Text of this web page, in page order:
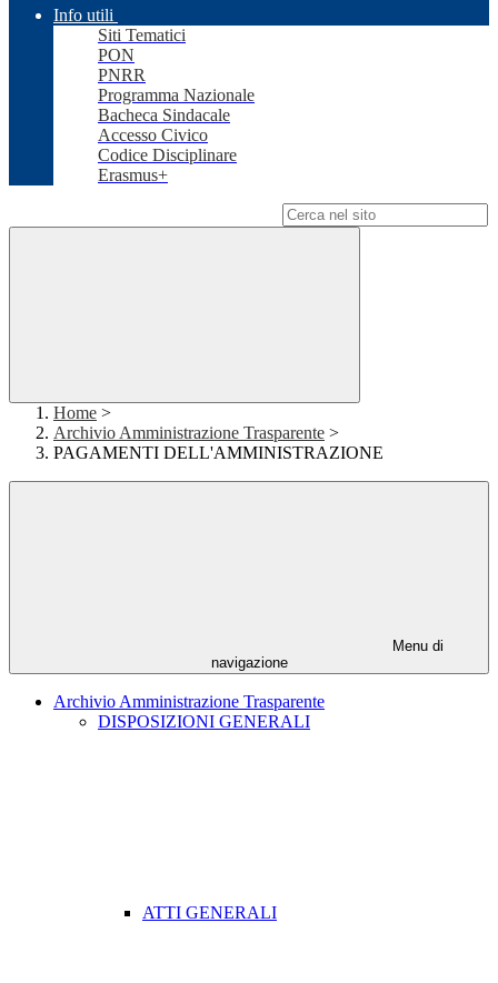
Info utili
Siti Tematici
PON
PNRR
Programma Nazionale
Bacheca Sindacale
Accesso Civico
Codice Disciplinare
Erasmus+
Home >
Archivio Amministrazione Trasparente >
PAGAMENTI DELL'AMMINISTRAZIONE
Menu di
navigazione
Archivio Amministrazione Trasparente
DISPOSIZIONI GENERALI
ATTI GENERALI